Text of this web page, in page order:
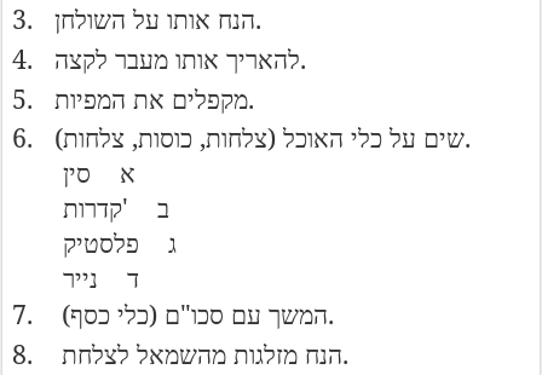
3. הנח אותו על השולחן
.
4.
להאריך אותו מעבר לקצה
.
5.
מקפלים את המפיות
.
6.
שים על כלי האוכל (צלחות, כוסות, צלחות ).
א
סין
ב
'קדרות
ג
פלסטיק
ד
נייר
7. המשך עם סכו"ם (כלי כסף
).
8.
הנח מזלגות מהשמאל לצלחת
.